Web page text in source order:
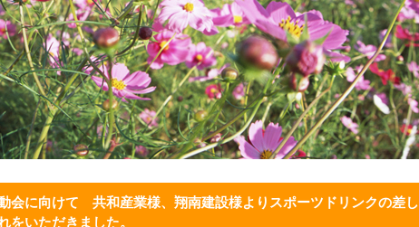
会に向けて 共和産業様、翔南建設様よりスポーツドリンクの差し
をいただきました。